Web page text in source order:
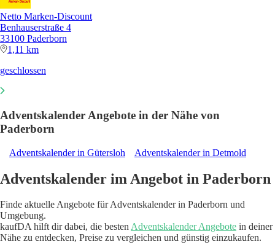
Netto Marken-Discount
Benhauserstraße 4
33100 Paderborn
1,11 km
geschlossen
Adventskalender Angebote in der Nähe von
Paderborn
Adventskalender in Gütersloh Adventskalender in Detmold
Adventskalender im Angebot in Paderborn
Finde aktuelle Angebote für Adventskalender in Paderborn und
Umgebung.
kaufDA hilft dir dabei, die bestenAdventskalender Angebote in deiner
Nähe zu entdecken, Preise zu vergleichen und günstig einzukaufen.